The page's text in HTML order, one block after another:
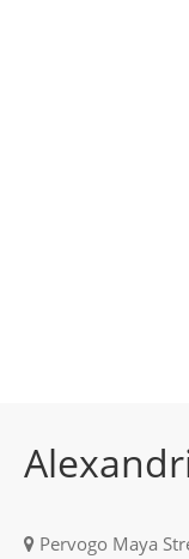
Pervogo Maya